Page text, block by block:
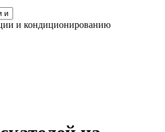
и кондиционированию